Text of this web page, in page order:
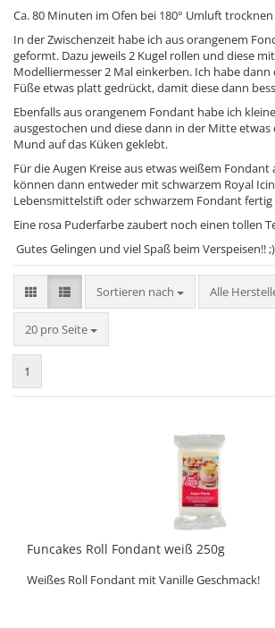
Ca. 80 Minuten im Ofen bei 180° Umluft trocknen
In der Zwischenzeit habe ich aus orangenem
geformt. Dazu jeweils 2 Kugel rollen und diese
Modelliermesser 2 Mal einkerben. Ich habe
Füße etwas platt gedrückt, damit diese dann
Ebenfalls aus orangenem Fondant habe ich
ausgestochen und diese dann in der Mitte
Mund auf das Küken geklebt.
Für die Augen Kreise aus etwas weißem Fondant
können dann entweder mit schwarzem Royal
Lebensmittelstift oder schwarzem Fondant
Eine rosa Puderfarbe zaubert noch einen tollen
Gutes Gelingen und viel Spaß beim Verspeisen!! ;)
Sortieren nach
Sortieren nach Alle
20 pro Seite
pro Seite
1
Funcakes Roll Fondant weiß 250g
Weißes Roll Fondant mit Vanille Geschmack!